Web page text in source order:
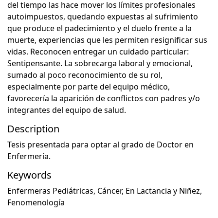
del tiempo las hace mover los límites profesionales
autoimpuestos, quedando expuestas al sufrimiento
que produce el padecimiento y el duelo frente a la
muerte, experiencias que les permiten resignificar sus
vidas. Reconocen entregar un cuidado particular:
Sentipensante. La sobrecarga laboral y emocional,
sumado al poco reconocimiento de su rol,
especialmente por parte del equipo médico,
favorecería la aparición de conflictos con padres y/o
integrantes del equipo de salud.
Description
Tesis presentada para optar al grado de Doctor en
Enfermería.
Keywords
Enfermeras Pediátricas, Cáncer, En Lactancia y Niñez,
Fenomenología